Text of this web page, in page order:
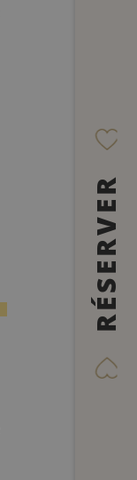
RÉSERVER